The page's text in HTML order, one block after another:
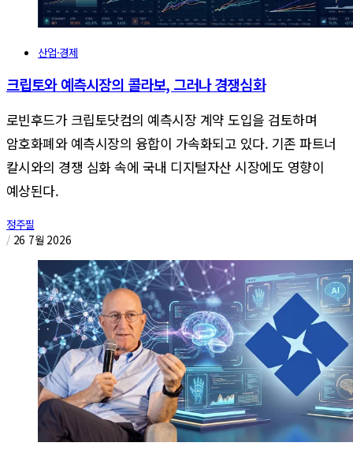
산업·경제
크립토와 예측시장의 콜라보, 그러나 경쟁심화
로빈후드가 크립토닷컴의 예측시장 계약 도입을 검토하며
암호화폐와 예측시장의 융합이 가속화되고 있다. 기존 파트너
칼시와의 경쟁 심화 속에 국내 디지털자산 시장에도 영향이
예상된다.
정주필
/ 26 7월 2026